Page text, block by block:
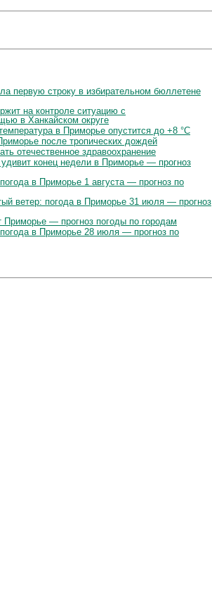
первую строку в избирательном бюллетене
на контроле ситуацию с
в Ханкайском округе
в Приморье опустится до +8 °C
после тропических дождей
отечественное здравоохранение
конец недели в Приморье — прогноз
в Приморье 1 августа — прогноз по
ветер: погода в Приморье 31 июля — прогноз
— прогноз погоды по городам
в Приморье 28 июля — прогноз по